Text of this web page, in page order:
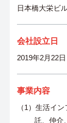
日本橋大栄ビ
会社設立日
2019年2月22日
事業内容
（1）生活イ
託、仲介